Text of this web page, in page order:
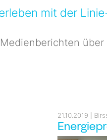
mit der
21.10.2019